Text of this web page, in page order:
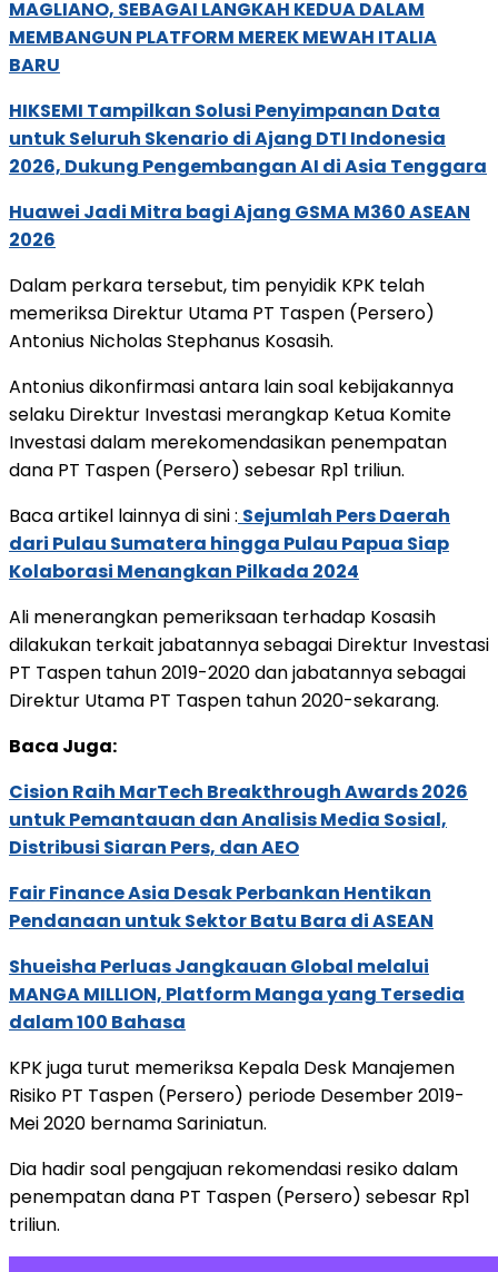
MAGLIANO, SEBAGAI LANGKAH KEDUA DALAM
MEMBANGUN PLATFORM MEREK MEWAH ITALIA
BARU
HIKSEMI Tampilkan Solusi Penyimpanan Data
untuk Seluruh Skenario di Ajang DTI Indonesia
2026, Dukung Pengembangan AI di Asia Tenggara
Huawei Jadi Mitra bagi Ajang GSMA M360 ASEAN
2026
Dalam perkara tersebut, tim penyidik KPK telah
memeriksa Direktur Utama PT Taspen (Persero)
Antonius Nicholas Stephanus Kosasih.
Antonius dikonfirmasi antara lain soal kebijakannya
selaku Direktur Investasi merangkap Ketua Komite
Investasi dalam merekomendasikan penempatan
dana PT Taspen (Persero) sebesar Rp1 triliun.
Baca artikel lainnya di sini : Sejumlah Pers Daerah
dari Pulau Sumatera hingga Pulau Papua Siap
Kolaborasi Menangkan Pilkada 2024
Ali menerangkan pemeriksaan terhadap Kosasih
dilakukan terkait jabatannya sebagai Direktur Investasi
PT Taspen tahun 2019-2020 dan jabatannya sebagai
Direktur Utama PT Taspen tahun 2020-sekarang.
Baca Juga:
Cision Raih MarTech Breakthrough Awards 2026
untuk Pemantauan dan Analisis Media Sosial,
Distribusi Siaran Pers, dan AEO
Fair Finance Asia Desak Perbankan Hentikan
Pendanaan untuk Sektor Batu Bara di ASEAN
Shueisha Perluas Jangkauan Global melalui
MANGA MILLION, Platform Manga yang Tersedia
dalam 100 Bahasa
KPK juga turut memeriksa Kepala Desk Manajemen
Risiko PT Taspen (Persero) periode Desember 2019-
Mei 2020 bernama Sariniatun.
Dia hadir soal pengajuan rekomendasi resiko dalam
penempatan dana PT Taspen (Persero) sebesar Rp1
triliun.